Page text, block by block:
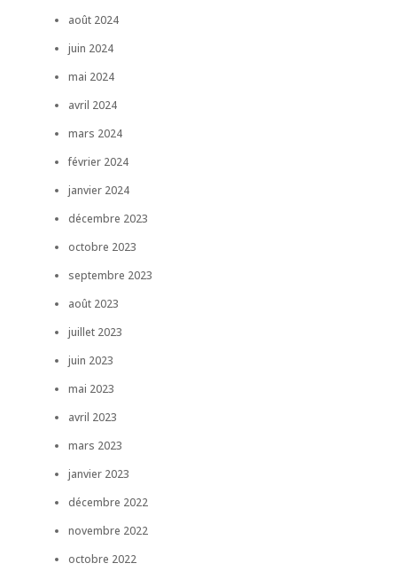
août 2024
juin 2024
mai 2024
avril 2024
mars 2024
février 2024
janvier 2024
décembre 2023
octobre 2023
septembre 2023
août 2023
juillet 2023
juin 2023
mai 2023
avril 2023
mars 2023
janvier 2023
décembre 2022
novembre 2022
octobre 2022